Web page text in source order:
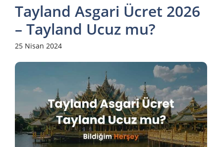
Tayland Asgari Ücret 2026
– Tayland Ucuz mu?
25 Nisan 2024